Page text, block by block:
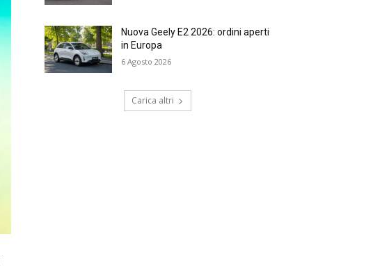
Nuova Geely E2 2026: ordini aperti
in Europa
6 Agosto 2026
Carica altri